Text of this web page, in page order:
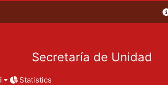
Secretaría de Unidad
Statistics